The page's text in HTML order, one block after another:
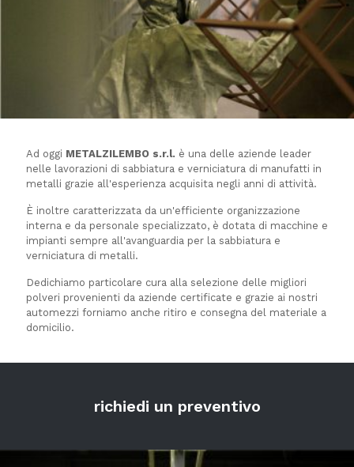
Ad oggi METALZILEMBO s.r.l. è una delle aziende leader
nelle lavorazioni di sabbiatura e verniciatura di manufatti in
metalli grazie all'esperienza acquisita negli anni di attività.
È inoltre caratterizzata da un'efficiente organizzazione
interna e da personale specializzato, è dotata di macchine e
impianti sempre all'avanguardia per la sabbiatura e
verniciatura di metalli.
Dedichiamo particolare cura alla selezione delle migliori
polveri provenienti da aziende certificate e grazie ai nostri
automezzi forniamo anche ritiro e consegna del materiale a
domicilio.
richiedi un preventivo